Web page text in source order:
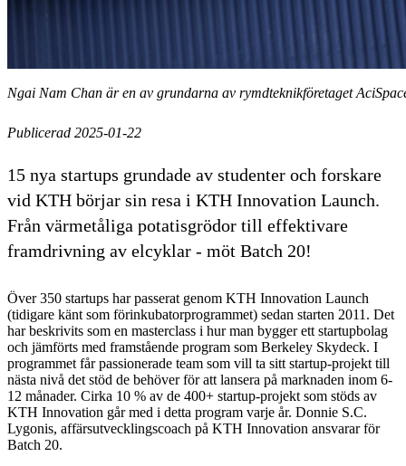
Ngai Nam Chan är en av grundarna av rymdteknikföretaget
Publicerad 2025-01-22
15 nya startups grundade av studenter och forskare
vid KTH börjar sin resa i KTH Innovation Launch.
Från värmetåliga potatisgrödor till effektivare
framdrivning av elcyklar - möt Batch 20!
Över 350 startups har passerat genom KTH Innovation Launch
(tidigare känt som förinkubatorprogrammet) sedan starten 2011. Det
har beskrivits som en masterclass i hur man bygger ett startupbolag
och jämförts med framstående program som Berkeley Skydeck. I
programmet får passionerade team som vill ta sitt startup-projekt till
nästa nivå det stöd de behöver för att lansera på marknaden inom 6-
12 månader. Cirka 10 % av de 400+ startup-projekt som stöds av
KTH Innovation går med i detta program varje år. Donnie S.C.
Lygonis, affärsutvecklingscoach på KTH Innovation ansvarar för
Batch 20.